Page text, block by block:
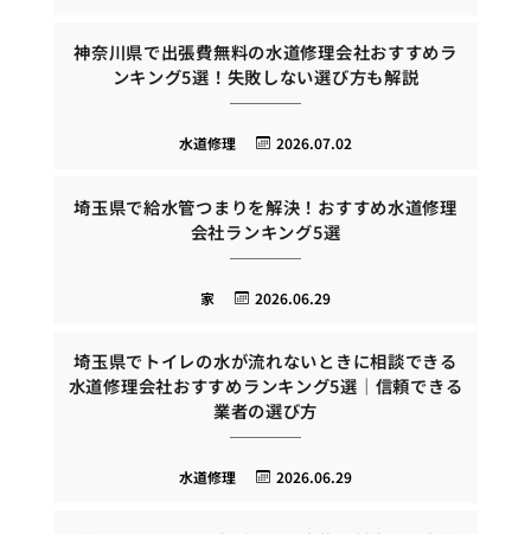
神奈川県で出張費無料の水道修理会社おすすめラ
ンキング5選！失敗しない選び方も解説
2026.07.02
水道修理
埼玉県で給水管つまりを解決！おすすめ水道修理
会社ランキング5選
2026.06.29
家
埼玉県でトイレの水が流れないときに相談できる
水道修理会社おすすめランキング5選｜信頼できる
業者の選び方
2026.06.29
水道修理